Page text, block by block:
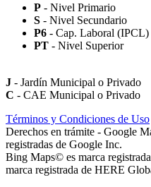
Paseo Virgen de la Carrodilla -
P - Nivel Primario
S - Nivel Secundario
P6 - Cap. Laboral (IPCL)
PT - Nivel Superior
J - Jardín Municipal o Privado
C - CAE Municipal o Privado
Términos y Condiciones de Uso
Derechos en trámite - Google
registradas de Google Inc.
Bing Maps© es marca
marca registrada de HERE